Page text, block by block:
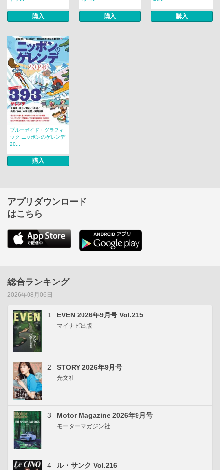
購入 購入 購入
ブルーガイド・グラフィ
ック ニッポンのゲレンデ
20...
購入
アプリダウンロード
はこちら
総合ランキング
2026年08月06日
1 EVEN 2026年9月号 Vol.215
マイナビ出版
2 STORY 2026年9月号
光文社
3 Motor Magazine 2026年9月号
モーターマガジン社
4 ル・サンク Vol.216